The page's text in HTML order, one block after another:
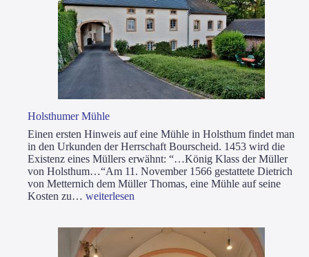
Holst­hu­mer Müh­le
Einen ers­ten Hin­weis auf eine Müh­le in Holst­hum fin­det man
in den Urkun­den der Herr­schaft Bour­scheid. 1453 wird die
Exis­tenz eines Mül­lers erwähnt: “…König Klass der Mül­ler
von Holst­hum…“Am 11. Novem­ber 1566 gestat­te­te Diet­rich
von Met­ter­nich dem Mül­ler Tho­mas, eine Müh­le auf sei­ne
Kos­ten zu… Holst­
Müh­
le
wei­ter­le­sen